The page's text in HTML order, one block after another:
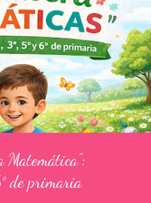
Matemática”:
de primaria